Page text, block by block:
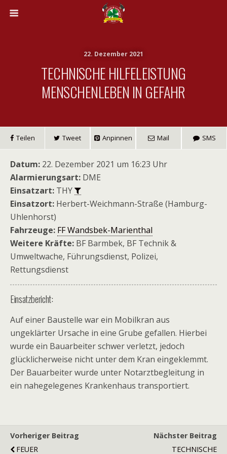
22. Dezember 2021
TECHNISCHE HILFELEISTUNG
MENSCHENLEBEN IN GEFAHR
Teilen Tweet Anpinnen Mail SMS
Datum: 22. Dezember 2021 um 16:23 Uhr
Alarmierungsart: DME
Einsatzart: THY
Einsatzort: Herbert-Weichmann-Straße (Hamburg-
Uhlenhorst)
Fahrzeuge: FF Wandsbek-Marienthal
Weitere Kräfte: BF Barmbek, BF Technik &
Umweltwache, Führungsdienst, Polizei,
Rettungsdienst
Einsatzbericht:
Auf einer Baustelle war ein Mobilkran aus
ungeklärter Ursache in eine Grube gefallen. Hierbei
wurde ein Bauarbeiter schwer verletzt, jedoch
glücklicherweise nicht unter dem Kran eingeklemmt.
Der Bauarbeiter wurde unter Notarztbegleitung in
ein nahegelegenes Krankenhaus transportiert.
Vorheriger Beitrag
FEUER
Nächster Beitrag
TECHNISCHE